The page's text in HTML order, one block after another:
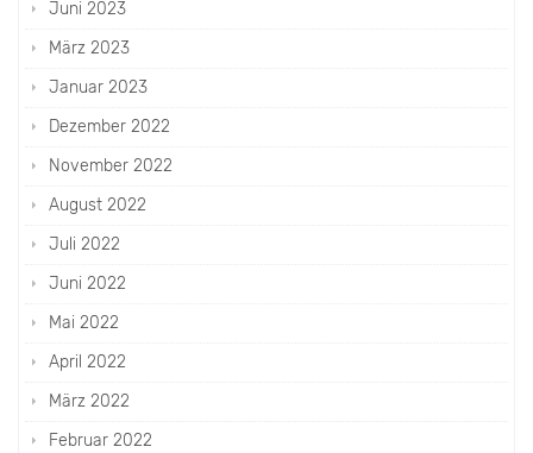
Juni 2023
März 2023
Januar 2023
Dezember 2022
November 2022
August 2022
Juli 2022
Juni 2022
Mai 2022
April 2022
März 2022
Februar 2022